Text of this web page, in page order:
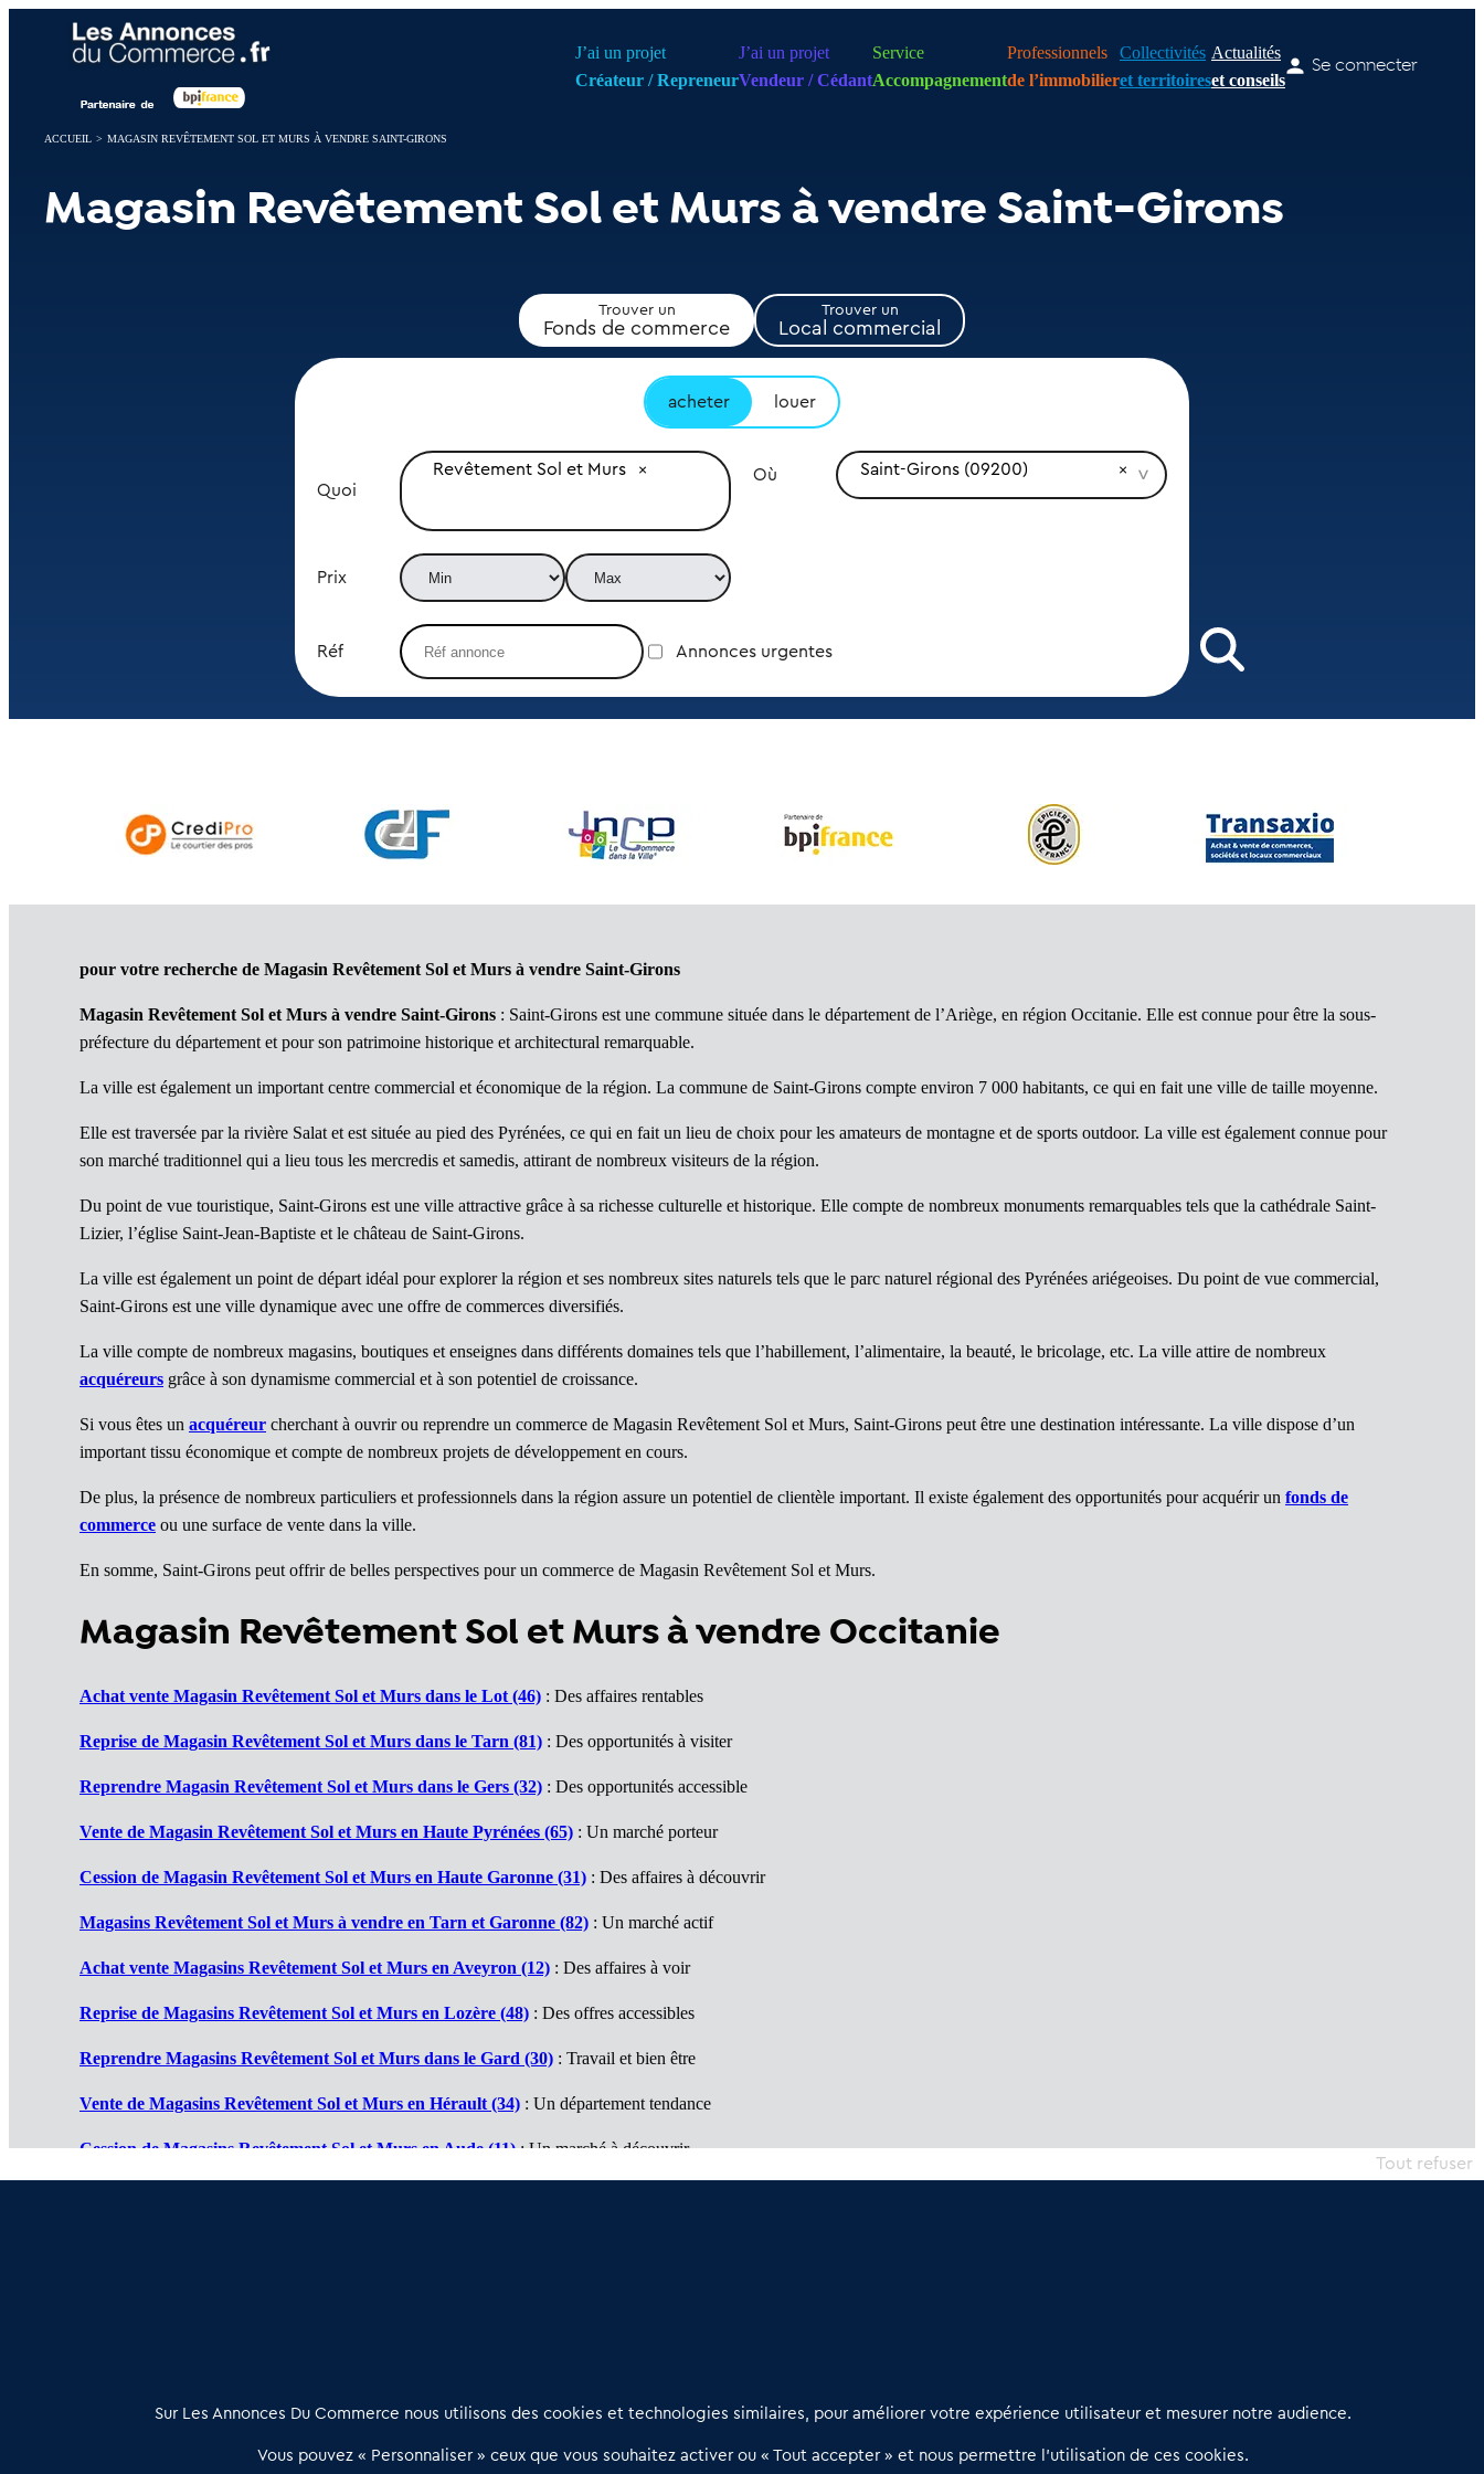
J’ai un projet
Créateur / Repreneur
J’ai un projet
Vendeur / Cédant
Service
Accompagnement
Professionnels
de l’immobilier
Collectivités
et territoires
Actualités
et conseils
Se connecter
ACCUEIL > MAGASIN REVÊTEMENT SOL ET MURS À VENDRE SAINT-GIRONS
Magasin Revêtement Sol et Murs à vendre Saint-Girons
Trouver un
Fonds de commerce
Trouver un
Local commercial
acheter louer
Quoi
Revêtement Sol et Murs Où Saint-Girons (09200)
Prix
Réf Annonces urgentes
pour votre recherche de Magasin Revêtement Sol et Murs à vendre Saint-Girons
Magasin Revêtement Sol et Murs à vendre Saint-Girons : Saint-Girons est une commune située dans le département de l’Ariège, en région Occitanie. Elle est connue pour être la sous-
préfecture du département et pour son patrimoine historique et architectural remarquable.
La ville est également un important centre commercial et économique de la région. La commune de Saint-Girons compte environ 7 000 habitants, ce qui en fait une ville de taille moyenne.
Elle est traversée par la rivière Salat et est située au pied des Pyrénées, ce qui en fait un lieu de choix pour les amateurs de montagne et de sports outdoor. La ville est également connue pour
son marché traditionnel qui a lieu tous les mercredis et samedis, attirant de nombreux visiteurs de la région.
Du point de vue touristique, Saint-Girons est une ville attractive grâce à sa richesse culturelle et historique. Elle compte de nombreux monuments remarquables tels que la cathédrale Saint-
Lizier, l’église Saint-Jean-Baptiste et le château de Saint-Girons.
La ville est également un point de départ idéal pour explorer la région et ses nombreux sites naturels tels que le parc naturel régional des Pyrénées ariégeoises. Du point de vue commercial,
Saint-Girons est une ville dynamique avec une offre de commerces diversifiés.
La ville compte de nombreux magasins, boutiques et enseignes dans différents domaines tels que l’habillement, l’alimentaire, la beauté, le bricolage, etc. La ville attire de nombreux
acquéreurs grâce à son dynamisme commercial et à son potentiel de croissance.
Si vous êtes un acquéreur cherchant à ouvrir ou reprendre un commerce de Magasin Revêtement Sol et Murs, Saint-Girons peut être une destination intéressante. La ville dispose d’un
important tissu économique et compte de nombreux projets de développement en cours.
De plus, la présence de nombreux particuliers et professionnels dans la région assure un potentiel de clientèle important. Il existe également des opportunités pour acquérir un fonds de
commerce ou une surface de vente dans la ville.
En somme, Saint-Girons peut offrir de belles perspectives pour un commerce de Magasin Revêtement Sol et Murs.
Magasin Revêtement Sol et Murs à vendre Occitanie
Achat vente Magasin Revêtement Sol et Murs dans le Lot (46) : Des affaires rentables
Reprise de Magasin Revêtement Sol et Murs dans le Tarn (81) : Des opportunités à visiter
Reprendre Magasin Revêtement Sol et Murs dans le Gers (32) : Des opportunités accessible
Vente de Magasin Revêtement Sol et Murs en Haute Pyrénées (65) : Un marché porteur
Cession de Magasin Revêtement Sol et Murs en Haute Garonne (31) : Des affaires à découvrir
Magasins Revêtement Sol et Murs à vendre en Tarn et Garonne (82) : Un marché actif
Achat vente Magasins Revêtement Sol et Murs en Aveyron (12) : Des affaires à voir
Reprise de Magasins Revêtement Sol et Murs en Lozère (48) : Des offres accessibles
Reprendre Magasins Revêtement Sol et Murs dans le Gard (30) : Travail et bien être
Vente de Magasins Revêtement Sol et Murs en Hérault (34) : Un département tendance
Cession de Magasins Revêtement Sol et Murs en Aude (11): Un marché à découvrir
relation qualifiée conçu pour les acteurs de l’immobilier commercial
02 54 56 03 17
Contactez-nous
Panneau de gestion des cookies
Sur Les Annonces Du Commerce nous utilisons des cookies et technologies similaires, pour améliorer votre expérience utilisateur et mesurer notre audience.
Vous pouvez « Personnaliser » ceux que vous souhaitez activer ou « Tout accepter » et nous permettre l’utilisation de ces cookies.
Tout refuser